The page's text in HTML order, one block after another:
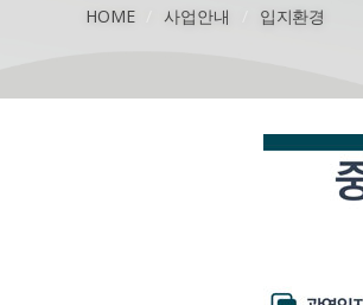
HOME 사업안내 입지환경